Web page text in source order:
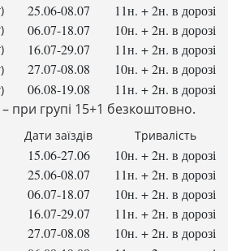
25.06-08.07 11н. + 2н. в дорозі
06.07-18.07 10н. + 2н. в дорозі
16.07-29.07 11н. + 2н. в дорозі
27.07-08.08 10н. + 2н. в дорозі
06.08-19.08 11н. + 2н. в дорозі
при групі 15+1 безкоштовно.
Дати заїздів Тривалість
15.06-27.06 10н. + 2н. в дорозі
25.06-08.07 11н. + 2н. в дорозі
06.07-18.07 10н. + 2н. в дорозі
16.07-29.07 11н. + 2н. в дорозі
27.07-08.08 10н. + 2н. в дорозі